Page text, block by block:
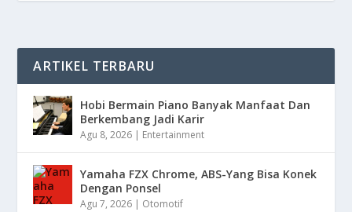
ARTIKEL TERBARU
Hobi Bermain Piano Banyak Manfaat Dan
Berkembang Jadi Karir
Agu 8, 2026 | Entertainment
Yamaha FZX Chrome, ABS-Yang Bisa Konek
Dengan Ponsel
Agu 7, 2026 | Otomotif